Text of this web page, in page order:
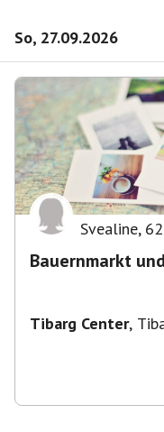
So, 27.09.2026
Svealine, 62
Bauernmarkt
Tibarg Center,